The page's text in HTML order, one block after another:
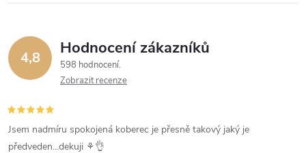
4,8 Hodnocení zákazníků
598 hodnocení
Zobrazit recenze
Jsem nadmíru spokojená koberec je přesně takový jaký je
předveden...dekuji ⚘️👌